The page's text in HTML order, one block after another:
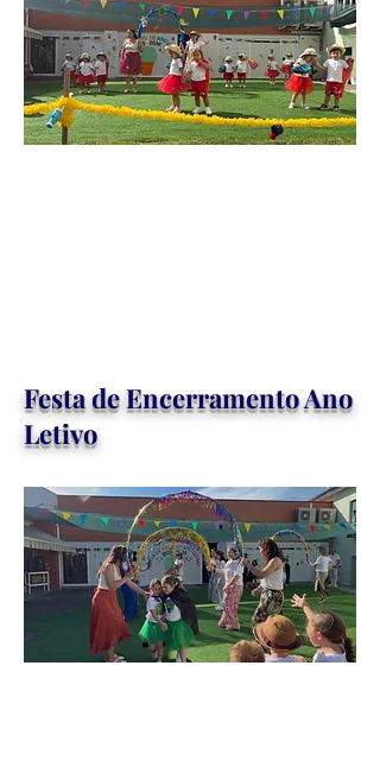
Festa de Encerramento Ano
Letivo